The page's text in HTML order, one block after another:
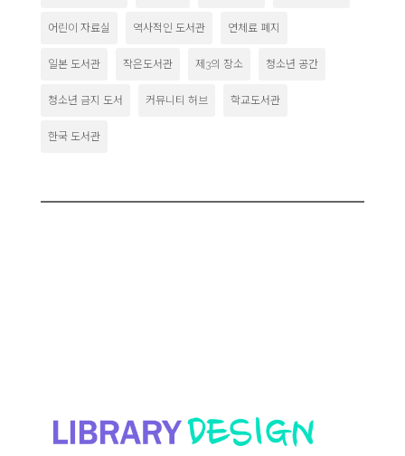
어린이 자료실 역사적인 도서관 연체료 폐지
일본 도서관 작은도서관 제3의 장소 청소년 공간
청소년 금지 도서 커뮤니티 허브 학교도서관
한국 도서관